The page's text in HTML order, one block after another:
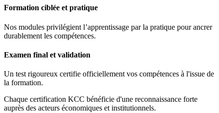
Formation ciblée et pratique
Nos modules privilégient l’apprentissage par la pratique pour ancrer
durablement les compétences.
Examen final et validation
Un test rigoureux certifie officiellement vos compétences à l'issue de
la formation.
Chaque certification KCC bénéficie d'une reconnaissance forte
auprès des acteurs économiques et institutionnels.